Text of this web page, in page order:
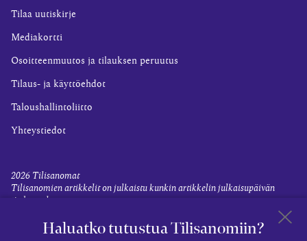
Tilaa uutiskirje
Mediakortti
Osoitteenmuutos ja tilauksen peruutus
Tilaus- ja käyttöehdot
Taloushallintoliitto
Yhteystiedot
2026 Tilisanomat
Tilisanomien artikkelit on julkaistu kunkin artikkelin julkaisupäivän
tiedon valossa.
EvästevalinnatHaluatko tutustua Tilisanomiin?